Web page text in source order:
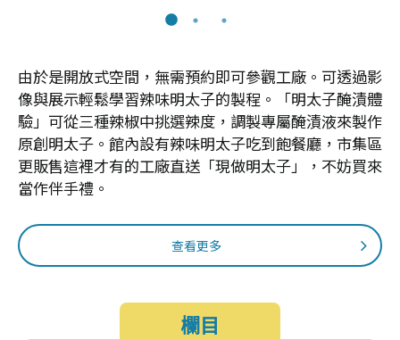
由於是開放式空間，無需預約即可參觀工廠。可透過影
像與展示輕鬆學習辣味明太子的製程。「明太子醃漬體
驗」可從三種辣椒中挑選辣度，調製專屬醃漬液來製作
原創明太子。館內設有辣味明太子吃到飽餐廳，市集區
更販售這裡才有的工廠直送「現做明太子」，不妨買來
當作伴手禮。
查看更多
欄目